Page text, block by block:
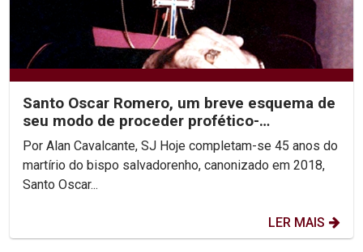
Santo Oscar Romero, um breve esquema de
seu modo de proceder profético-
reconciliador.
Por Alan Cavalcante, SJ Hoje completam-se 45 anos do
martírio do bispo salvadorenho, canonizado em 2018,
Santo Oscar...
LER MAIS